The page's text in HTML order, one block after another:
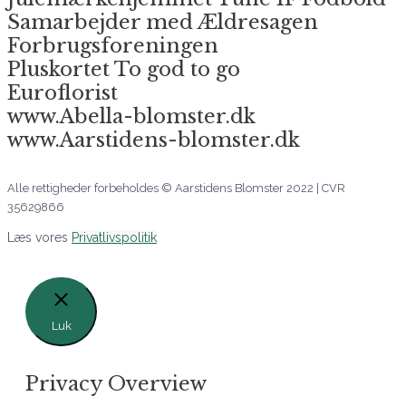
Samarbejder med Ældresagen
Forbrugsforeningen
Pluskortet To god to go
Euroflorist
www.Abella-blomster.dk
www.Aarstidens-blomster.dk
Alle rettigheder forbeholdes © Aarstidens Blomster 2022 | CVR
35629866
Læs vores Privatlivspolitik
Luk
Privacy Overview